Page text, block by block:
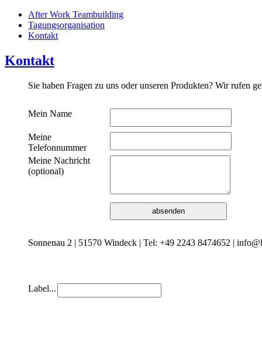
After Work Teambuilding
Tagungsorganisation
Kontakt
Kontakt
Sie haben Fragen zu uns oder unseren Produkten? Wir rufen
Mein Name
Meine
Telefonnummer
Meine Nachricht
(optional)
Sonnenau 2 | 51570 Windeck | Tel: +49 2243 8474652 |
Label...